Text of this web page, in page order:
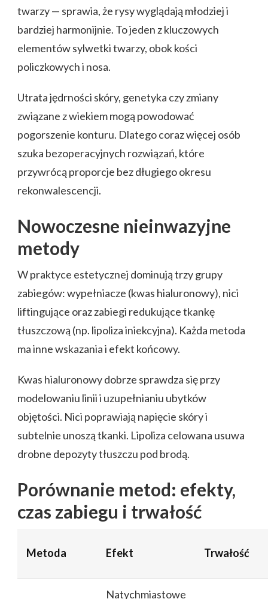
twarzy — sprawia, że rysy wyglądają młodziej i
bardziej harmonijnie. To jeden z kluczowych
elementów sylwetki twarzy, obok kości
policzkowych i nosa.
Utrata jędrności skóry, genetyka czy zmiany
związane z wiekiem mogą powodować
pogorszenie konturu. Dlatego coraz więcej osób
szuka bezoperacyjnych rozwiązań, które
przywrócą proporcje bez długiego okresu
rekonwalescencji.
Nowoczesne nieinwazyjne
metody
W praktyce estetycznej dominują trzy grupy
zabiegów: wypełniacze (kwas hialuronowy), nici
liftingujące oraz zabiegi redukujące tkankę
tłuszczową (np. lipoliza iniekcyjna). Każda metoda
ma inne wskazania i efekt końcowy.
Kwas hialuronowy dobrze sprawdza się przy
modelowaniu linii i uzupełnianiu ubytków
objętości. Nici poprawiają napięcie skóry i
subtelnie unoszą tkanki. Lipoliza celowana usuwa
drobne depozyty tłuszczu pod brodą.
Porównanie metod: efekty,
czas zabiegu i trwałość
Metoda Efekt Trwałość
Natychmiastowe